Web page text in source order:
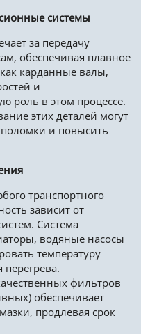
системы
за передачу
обеспечивая плавное
карданные валы,
и
роль в этом процессе.
этих деталей могут
и повысить
транспортного
зависит от
Система
водяные насосы
температуру
фильтров
обеспечивает
продлевая срок